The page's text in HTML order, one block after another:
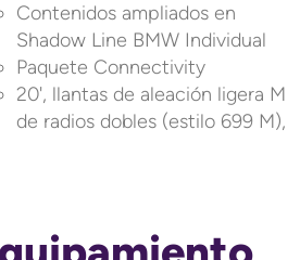
Contenidos ampliados en
Shadow Line BMW Individual
Paquete Connectivity
20', llantas de aleación ligera M
de radios dobles (estilo 699 M),